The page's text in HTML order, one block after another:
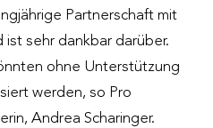
Partnerschaft mit
sehr dankbar darüber.
ohne Unterstützung
werden, so Pro
Andrea Scharinger.